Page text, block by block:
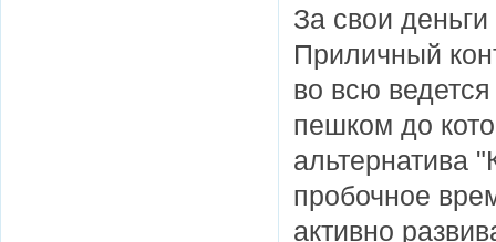
За свои
Приличный
во всю
пешком до
альтернатива
пробочное
активно